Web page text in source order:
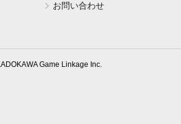
お問い合わせ
Game Linkage Inc.